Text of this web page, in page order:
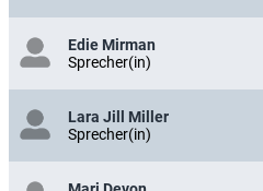
Edie Mirman
Sprecher(in)
Lara Jill Miller
Sprecher(in)